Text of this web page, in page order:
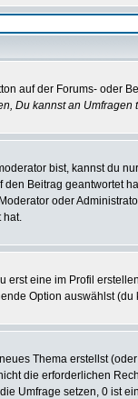
auf der Forums- oder
Du kannst an Umfragen
bist, kannst du
Beitrag geantwortet
oder
hat.
eine im Profil
Option auswählst
Thema erstellst
die erforderlichen
Umfrage setzen, 0 ist